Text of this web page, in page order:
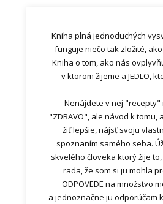
Kniha plná jednoduchých
funguje niečo tak zložité, ako
Kniha o tom, ako nás
v ktorom žijeme a JEDLO,
Nenájdete v nej "recepty"
"ZDRAVO", ale návod k tomu,
žiť lepšie, nájsť svoju
spoznaním samého seba.
skvelého človeka ktorý žije to,
rada, že som si ju mohla
ODPOVEDE na množstvo
a jednoznačne ju odporúčam